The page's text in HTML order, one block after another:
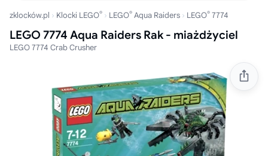
zklocków.pl Klocki LEGO® LEGO® Aqua Raiders LEGO® 7774
LEGO 7774 Aqua Raiders Rak - miażdżyciel
LEGO 7774 Crab Crusher